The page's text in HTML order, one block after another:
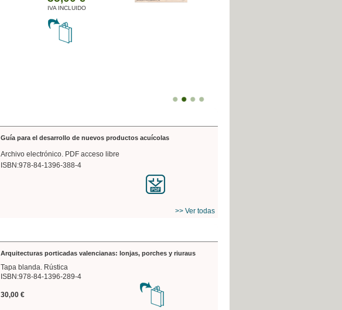
Guía para el desarrollo de nuevos productos acuícolas
Archivo electrónico. PDF acceso libre
ISBN:978-84-1396-388-4
>> Ver todas
Arquitecturas porticadas valencianas: lonjas, porches y riuraus
Tapa blanda. Rústica
ISBN:978-84-1396-289-4
30,00 €